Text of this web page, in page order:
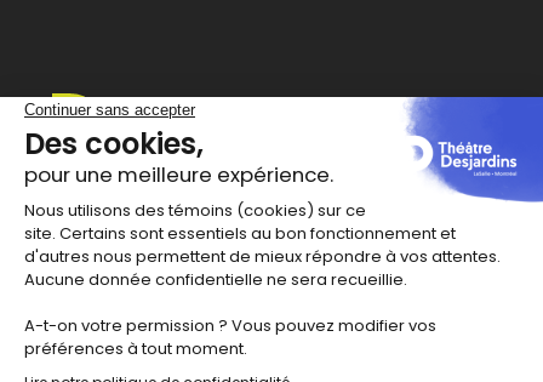
1111 rue Lapierre
514 367-6373